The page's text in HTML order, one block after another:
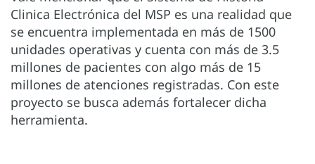
Clinica Electrónica del MSP es una realidad que
se encuentra implementada en más de 1500
unidades operativas y cuenta con más de 3.5
millones de pacientes con algo más de 15
millones de atenciones registradas. Con este
proyecto se busca además fortalecer dicha
herramienta.